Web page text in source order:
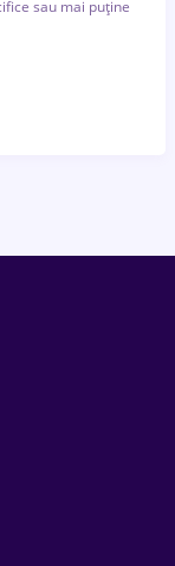
sau mai puține